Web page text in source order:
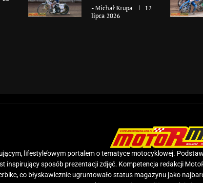
-Michał Krupa
12
lipca 2026
lifestyle’owym portalem o tematyce motocyklowej.
inspirujący sposób prezentacji zdjęć. Kompetencja redakcji
co błyskawicznie ugruntowało status magazynu jako